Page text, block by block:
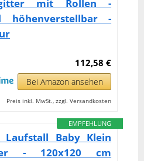
mit Rollen -
höhenverstellbar -
112,58 €
Bei Amazon ansehen
Preis inkl. MwSt., zzgl. Versandkosten
EMPFEHLUNG
Laufstall Baby Klein
- 120x120 cm